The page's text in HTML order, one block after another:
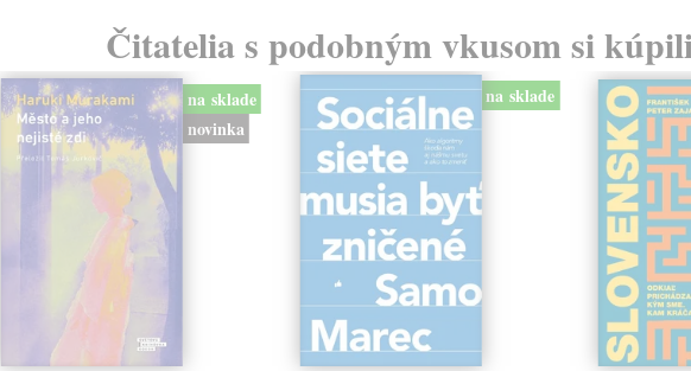
Čitatelia s podobným vkusom si
na sklade
novinka
na sklade